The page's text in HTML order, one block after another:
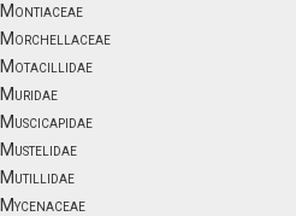
Montiaceae
Morchellaceae
Motacillidae
Muridae
Muscicapidae
Mustelidae
Mutillidae
Mycenaceae